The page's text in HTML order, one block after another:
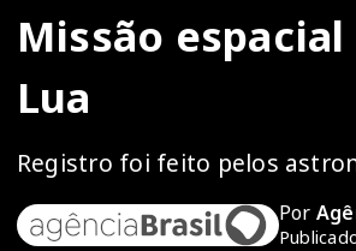
Missão
Lua
Registro foi feito pelos
Por